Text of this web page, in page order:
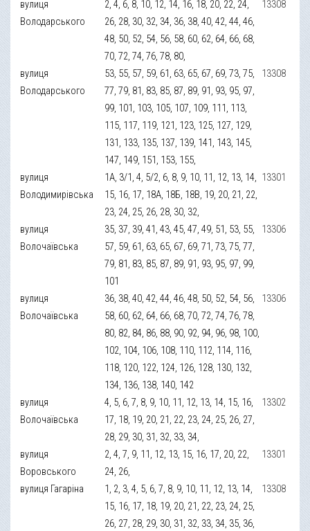
вулиця
Володарського
2, 4, 6, 8, 10, 12, 14, 16, 18, 20, 22, 24,
26, 28, 30, 32, 34, 36, 38, 40, 42, 44, 46,
48, 50, 52, 54, 56, 58, 60, 62, 64, 66, 68,
70, 72, 74, 76, 78, 80,
13308
вулиця
Володарського
53, 55, 57, 59, 61, 63, 65, 67, 69, 73, 75,
77, 79, 81, 83, 85, 87, 89, 91, 93, 95, 97,
99, 101, 103, 105, 107, 109, 111, 113,
115, 117, 119, 121, 123, 125, 127, 129,
131, 133, 135, 137, 139, 141, 143, 145,
147, 149, 151, 153, 155,
13308
вулиця
Володимирівська
1А, 3/1, 4, 5/2, 6, 8, 9, 10, 11, 12, 13, 14,
15, 16, 17, 18А, 18Б, 18В, 19, 20, 21, 22,
23, 24, 25, 26, 28, 30, 32,
13301
вулиця
Волочаївська
35, 37, 39, 41, 43, 45, 47, 49, 51, 53, 55,
57, 59, 61, 63, 65, 67, 69, 71, 73, 75, 77,
79, 81, 83, 85, 87, 89, 91, 93, 95, 97, 99,
101
13306
вулиця
Волочаївська
36, 38, 40, 42, 44, 46, 48, 50, 52, 54, 56,
58, 60, 62, 64, 66, 68, 70, 72, 74, 76, 78,
80, 82, 84, 86, 88, 90, 92, 94, 96, 98, 100,
102, 104, 106, 108, 110, 112, 114, 116,
118, 120, 122, 124, 126, 128, 130, 132,
134, 136, 138, 140, 142
13306
вулиця
Волочаївська
4, 5, 6, 7, 8, 9, 10, 11, 12, 13, 14, 15, 16,
17, 18, 19, 20, 21, 22, 23, 24, 25, 26, 27,
28, 29, 30, 31, 32, 33, 34,
13302
вулиця
Воровського
2, 4, 7, 9, 11, 12, 13, 15, 16, 17, 20, 22,
24, 26,
13301
вулиця Гагаріна
1, 2, 3, 4, 5, 6, 7, 8, 9, 10, 11, 12, 13, 14,
15, 16, 17, 18, 19, 20, 21, 22, 23, 24, 25,
26, 27, 28, 29, 30, 31, 32, 33, 34, 35, 36,
13308